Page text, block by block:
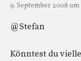
9. September 2008
@Stefan
Könntest du